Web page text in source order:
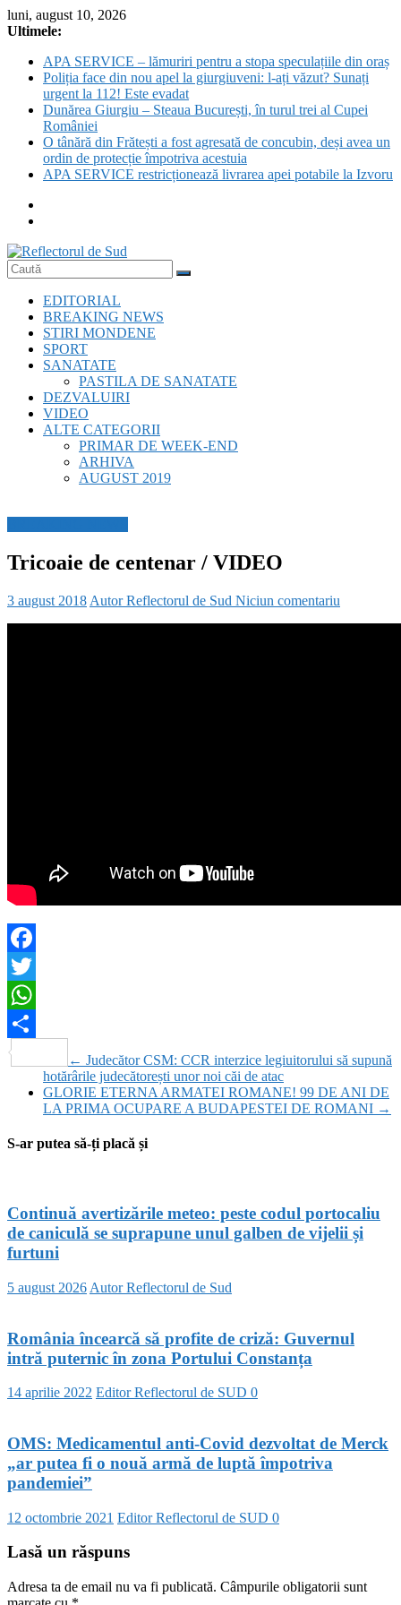
Skip
to
luni, august 10, 2026
Ultimele:
APA SERVICE – lămuriri pentru a stopa speculațiile din oraș
Poliția face din nou apel la giurgiuveni: l-ați văzut? Sunați
urgent la 112! Este evadat
Dunărea Giurgiu – Steaua București, în turul trei al Cupei
României
O tânără din Frătești a fost agresată de concubin, deși avea un
ordin de protecție împotriva acestuia
APA SERVICE restricționează livrarea apei potabile la Izvoru
Reflectorul
Sud
EDITORIAL
BREAKING NEWS
STIRI MONDENE
SPORT
SANATATE
PASTILA DE SANATATE
DEZVALUIRI
VIDEO
ALTE CATEGORII
PRIMAR DE WEEK-END
ARHIVA
AUGUST 2019
Tricoaie de centenar / VIDEO
3 august 2018 Autor Reflectorul de Sud Niciun comentariu
Facebook
Twitter
WhatsApp
Partajează
← Judecător CSM: CCR interzice legiuitorului să supună
hotărârile judecătorești unor noi căi de atac
GLORIE ETERNA ARMATEI ROMANE! 99 DE ANI DE
LA PRIMA OCUPARE A BUDAPESTEI DE ROMANI →
S-ar putea să-ți placă și
Continuă avertizările meteo: peste codul portocaliu
de caniculă se suprapune unul galben de vijelii și
furtuni
5 august 2026 Autor Reflectorul de Sud
România încearcă să profite de criză: Guvernul
intră puternic în zona Portului Constanța
14 aprilie 2022 Editor Reflectorul de SUD 0
OMS: Medicamentul anti-Covid dezvoltat de Merck
„ar putea fi o nouă armă de luptă împotriva
pandemiei”
12 octombrie 2021 Editor Reflectorul de SUD 0
Lasă un răspuns
Adresa ta de email nu va fi publicată. Câmpurile obligatorii sunt